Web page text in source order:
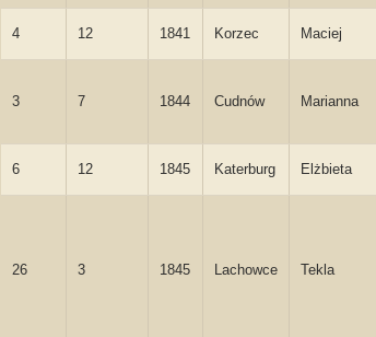
4 12 1841 Korzec Maciej
3 7 1844 Cudnów Marianna
6 12 1845 Katerburg Elżbieta
26 3 1845 Lachowce Tekla